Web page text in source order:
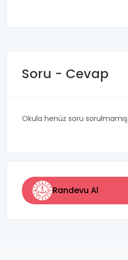
Soru - Cevap
Okula henüz soru sorulmamış
Randevu Al